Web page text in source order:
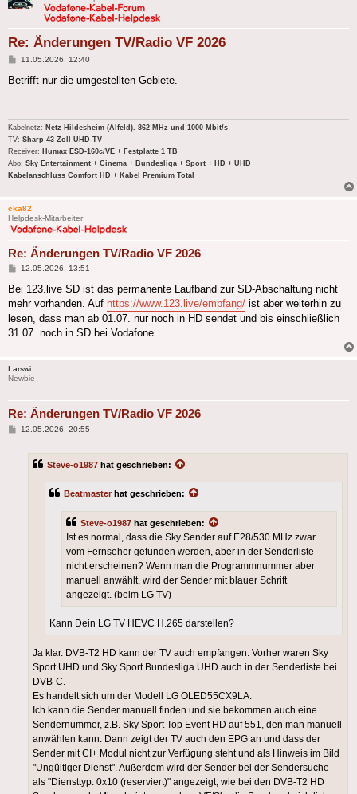
Re: Änderungen TV/Radio VF 2026
Beitrag
11.05.2026, 12:40
Betrifft nur die umgestellten Gebiete.
Kabelnetz: Netz Hildesheim (Alfeld). 862 MHz und 1000 Mbit/s
TV: Sharp 43 Zoll UHD-TV
Receiver: Humax ESD-160c/VE + Festplatte 1 TB
Abo: Sky Entertainment + Cinema + Bundesliga + Sport + HD + UHD
Kabelanschluss Comfort HD + Kabel Premium Total
cka82
Helpdesk-Mitarbeiter
Re: Änderungen TV/Radio VF 2026
Beitrag
12.05.2026, 13:51
Bei 123.live SD ist das permanente Laufband zur SD-Abschaltung nicht
mehr vorhanden. Auf https://www.123.live/empfang/ ist aber weiterhin zu
lesen, dass man ab 01.07. nur noch in HD sendet und bis einschließlich
31.07. noch in SD bei Vodafone.
Larswi
Newbie
Re: Änderungen TV/Radio VF 2026
Beitrag
12.05.2026, 20:55
Steve-o1987 hat geschrieben:
Beatmaster hat geschrieben:
Steve-o1987 hat geschrieben:
Ist es normal, dass die Sky Sender auf E28/530 MHz zwar
vom Fernseher gefunden werden, aber in der Senderliste
nicht erscheinen? Wenn man die Programmnummer aber
manuell anwählt, wird der Sender mit blauer Schrift
angezeigt. (beim LG TV)
Kann Dein LG TV HEVC H.265 darstellen?
Ja klar. DVB-T2 HD kann der TV auch empfangen. Vorher waren Sky
Sport UHD und Sky Sport Bundesliga UHD auch in der Senderliste bei
DVB-C.
Es handelt sich um der Modell LG OLED55CX9LA.
Ich kann die Sender manuell finden und sie bekommen auch eine
Sendernummer, z.B. Sky Sport Top Event HD auf 551, den man manuell
anwählen kann. Dann zeigt der TV auch den EPG an und dass der
Sender mit CI+ Modul nicht zur Verfügung steht und als Hinweis im Bild
"Ungültiger Dienst". Außerdem wird der Sender bei der Sendersuche
als "Diensttyp: 0x10 (reserviert)" angezeigt, wie bei den DVB-T2 HD